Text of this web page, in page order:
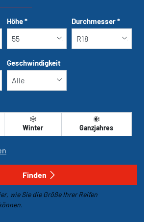
Grösse
Höhe* Durchmesser*
Geschwindigkeit
Winter Ganzjahres
Finden
wie Sie die Größe Ihrer Reifen